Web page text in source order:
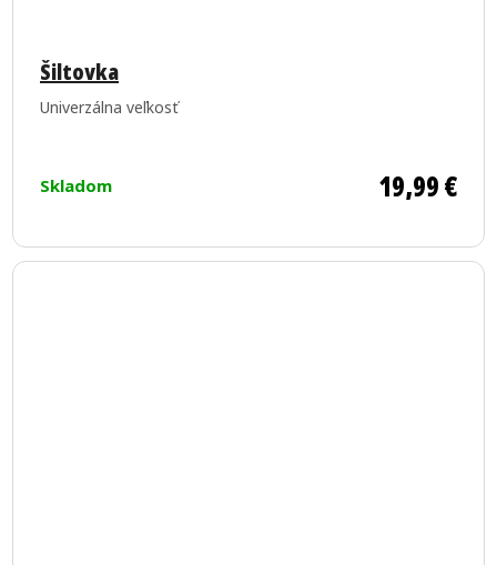
Šiltovka
Univerzálna veľkosť
hodnotenie
produktu
z
Skladom 19,99 €